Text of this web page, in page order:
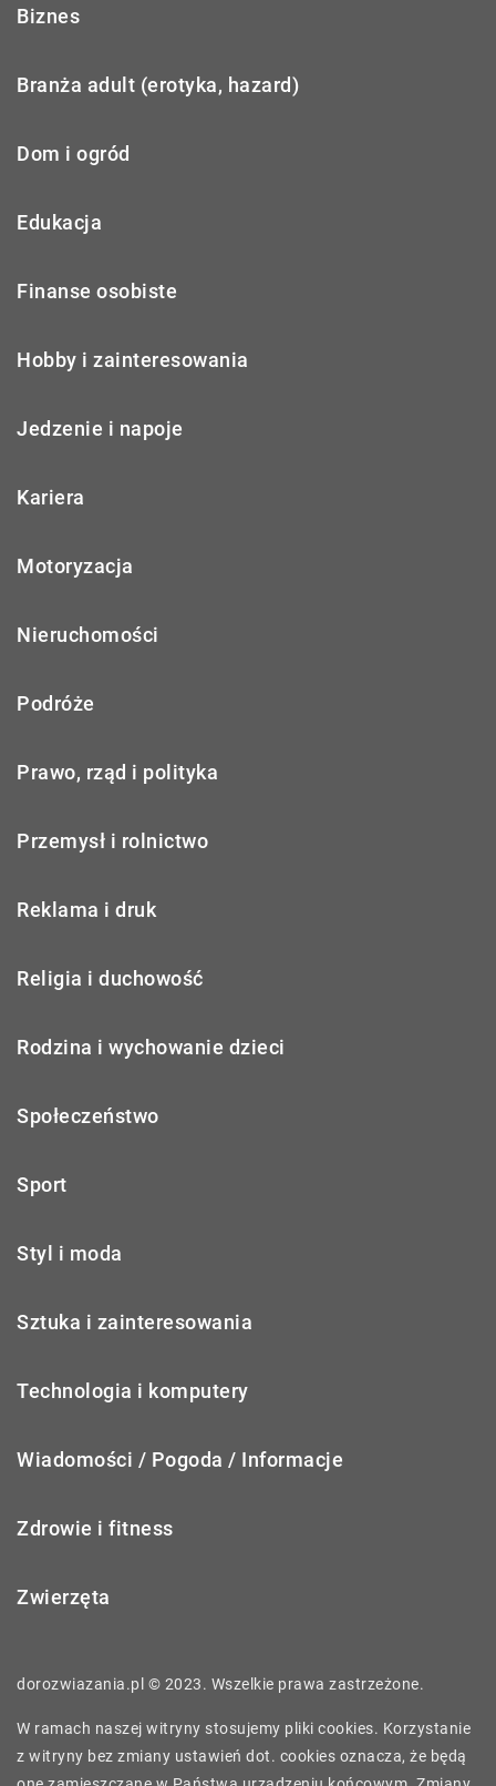
Biznes
Branża adult (erotyka, hazard)
Dom i ogród
Edukacja
Finanse osobiste
Hobby i zainteresowania
Jedzenie i napoje
Kariera
Motoryzacja
Nieruchomości
Podróże
Prawo, rząd i polityka
Przemysł i rolnictwo
Reklama i druk
Religia i duchowość
Rodzina i wychowanie dzieci
Społeczeństwo
Sport
Styl i moda
Sztuka i zainteresowania
Technologia i komputery
Wiadomości / Pogoda / Informacje
Zdrowie i fitness
Zwierzęta
dorozwiazania.pl © 2023. Wszelkie prawa zastrzeżone.
W ramach naszej witryny stosujemy pliki cookies. Korzystanie
z witryny bez zmiany ustawień dot. cookies oznacza, że będą